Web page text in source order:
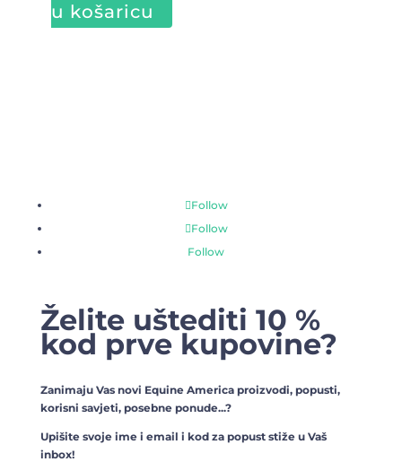
mogu
u košaricu
Follow
Follow
Follow
Želite uštediti 10 %
kod prve kupovine?
Zanimaju Vas novi Equine America proizvodi, popusti,
korisni savjeti, posebne ponude...?
Upišite svoje ime i email i kod za popust stiže u Vaš
inbox!